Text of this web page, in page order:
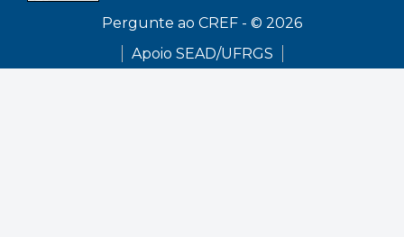
Pergunte ao CREF - © 2026
Apoio SEAD/UFRGS